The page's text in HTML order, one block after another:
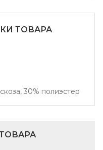
ТОВАРА
30% полиэстер